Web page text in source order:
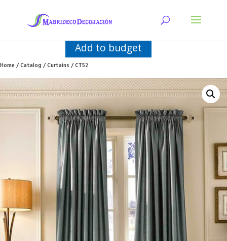
Add to budget
Home/Catalog/Curtains/ CT52